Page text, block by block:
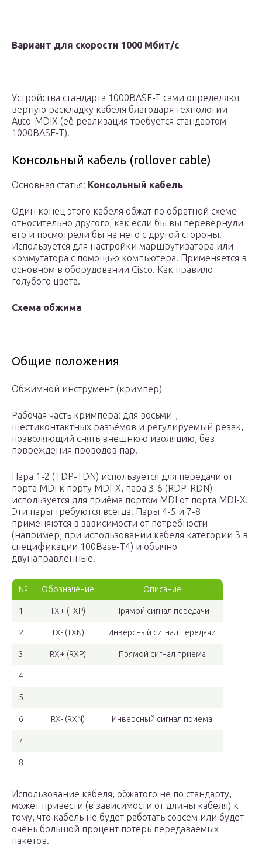
Вариант для скорости 1000 Мбит/с
Устройства стандарта 1000BASE-T сами определяют
верную раскладку кабеля благодаря технологии
Auto-MDIX (её реализация требуется стандартом
1000BASE-T).
Консольный кабель (rollover cable)
Основная статья: Консольный кабель
Один конец этого кабеля обжат по обратной схеме
относительно другого, как если бы вы перевернули
его и посмотрели бы на него с другой стороны.
Используется для настройки маршрутизатора или
коммутатора с помощью компьютера. Применяется в
основном в оборудовании Cisco. Как правило
голубого цвета.
Схема обжима
Общие положения
Обжимной инструмент (кримпер)
Рабочая часть кримпера: для восьми-,
шестиконтактных разъёмов и регулируемый резак,
позволяющий снять внешнюю изоляцию, без
повреждения проводов пар.
Пара 1-2 (TDP-TDN) используется для передачи от
порта MDI к порту MDI-X, пара 3-6 (RDP-RDN)
используется для приёма портом MDI от порта MDI-X.
Эти пары требуются всегда. Пары 4-5 и 7-8
применяются в зависимости от потребности
(например, при использовании кабеля категории 3 в
спецификации 100Base-T4) и обычно
двунаправленные.
№ Обозначение Описание
1 TX+ (TXP) Прямой сигнал передачи
2 TX- (TXN) Инверсный сигнал передачи
3 RX+ (RXP) Прямой сигнал приема
4
5
6 RX- (RXN) Инверсный сигнал приема
7
8
Использование кабеля, обжатого не по стандарту,
может привести (в зависимости от длины кабеля) к
тому, что кабель не будет работать совсем или будет
очень большой процент потерь передаваемых
пакетов.